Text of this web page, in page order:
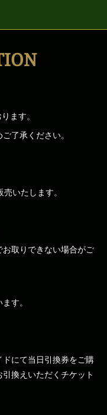
ます。
了承ください。
いたします。
取りできない場合がご
す。
にて当日引換券をご購
換えいただくチケット